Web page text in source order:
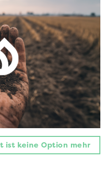
ist keine Option mehr